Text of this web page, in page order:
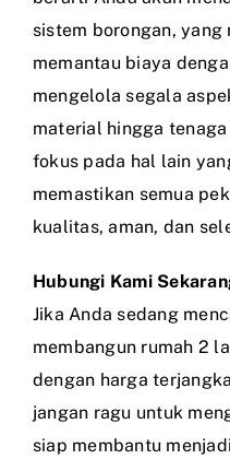
sistem borongan, yang
memantau biaya
mengelola segala
material hingga
fokus pada hal lain
memastikan semua
kualitas, aman, dan
Hubungi Kami
Jika Anda sedang
membangun rumah 2
dengan harga
jangan ragu untuk
siap membantu